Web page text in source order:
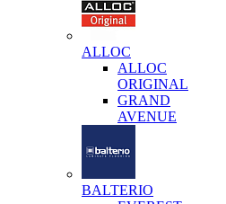
ALLOC
ALLOC
ORIGINAL
GRAND
AVENUE
BALTERIO